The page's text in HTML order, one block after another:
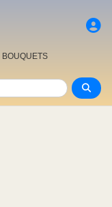
BOUQUETS